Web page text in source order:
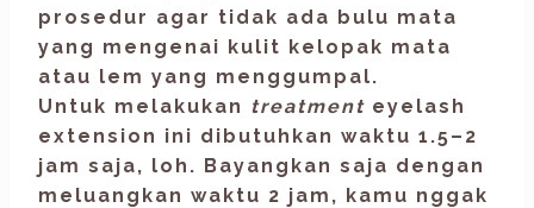
prosedur agar tidak ada bulu mata
yang mengenai kulit kelopak mata
atau lem yang menggumpal.
Untuk melakukan treatment eyelash
extension ini dibutuhkan waktu 1.5–2
jam saja, loh. Bayangkan saja dengan
meluangkan waktu 2 jam, kamu nggak